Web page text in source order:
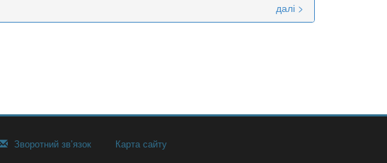
далі >
Зворотний зв’язок Карта сайту